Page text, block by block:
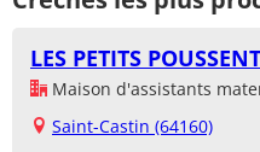
LES PETITS POUSSENT
Maison d'assistants
Saint-Castin (64160)